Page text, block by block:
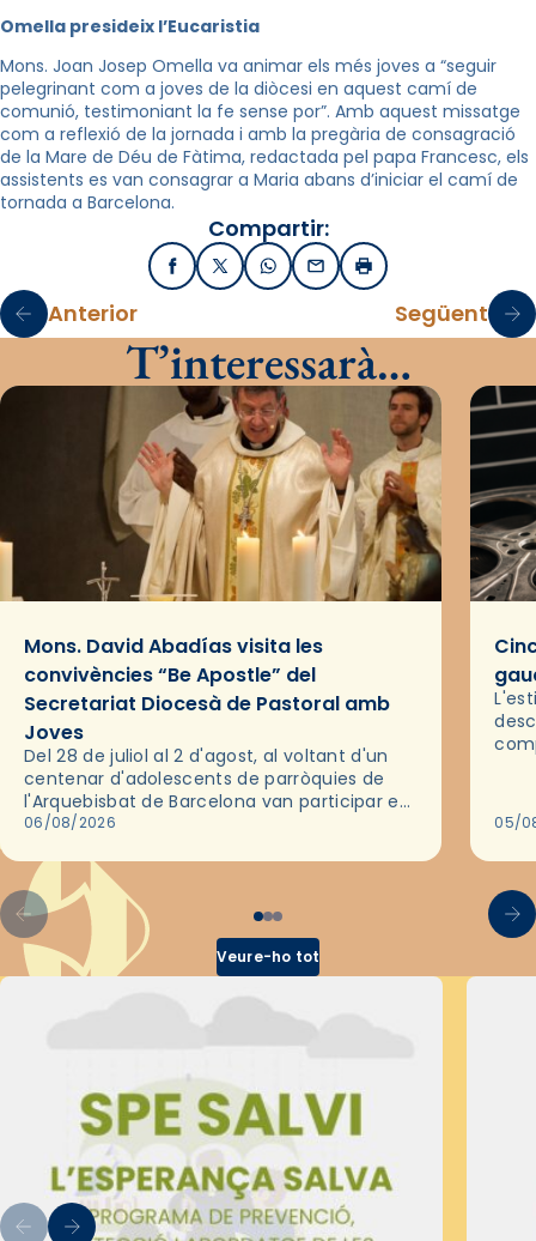
Omella presideix l’Eucaristia
Mons. Joan Josep Omella va animar els més joves a “seguir
pelegrinant com a joves de la diòcesi en aquest camí de
comunió, testimoniant la fe sense por”. Amb aquest missatge
com a reflexió de la jornada i amb la pregària de consagració
de la Mare de Déu de Fàtima, redactada pel papa Francesc, els
assistents es van consagrar a Maria abans d’iniciar el camí de
tornada a Barcelona.
Compartir:
FacebookX / TwitterWhatsApp
EmailImprimir
Anterior Següent
T’interessarà…
Mons. David Abadías visita les
convivències “Be Apostle” del
Secretariat Diocesà de Pastoral amb
Joves
Del 28 de juliol al 2 d'agost, al voltant d'un
centenar d'adolescents de parròquies de
l'Arquebisbat de Barcelona van participar en
les convivències Be Apostle, organitzades
06/08/2026 05/
Veure-ho tot